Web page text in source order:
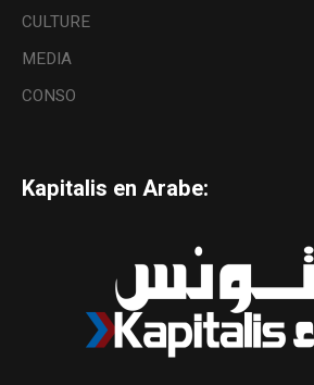
CULTURE
MEDIA
CONSO
Kapitalis en Arabe: